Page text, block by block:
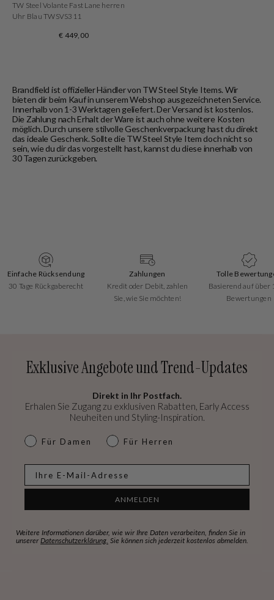
TW Steel Volante Fast Lane herren
Uhr Blau TWSVS311
€ 449,00
Brandfield ist offizieller Händler von TW Steel Style Items. Wir
bieten dir beim Kauf in unserem Webshop ausgezeichneten Service.
Innerhalb von 1-3 Werktagen geliefert. Der Versand ist kostenlos.
Die Zahlung nach Erhalt der Ware ist auch ohne weitere Kosten
möglich. Durch unsere stilvolle Geschenkverpackung hast du direkt
das ideale Geschenk. Sollte die TW Steel Style Item doch nicht so
sein, wie du dir das vorgestellt hast, kannst du diese innerhalb von
30 Tagen zurückgeben.
Zahlungen
Kredit oder Debit, zahlen
Tolle Bewertungen
Basierend auf über 1700
Bewertungen
Schnelle
Lieferung
weniger
Exklusive Angebote und Trend-Updates
Direkt in Ihr Postfach.
Erhalen Sie Zugang zu exklusiven Rabatten, Early Access
Neuheiten und Styling-Inspiration.
dames & heren
Für Damen Für Herren
ANMELDEN
Weitere Informationen darüber, wie wir Ihre Daten verarbeiten, finden Sie in
unserer Datenschutzerklärung. Sie können sich jederzeit kostenlos abmelden.